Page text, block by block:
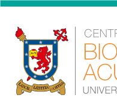
Pasar al contenido